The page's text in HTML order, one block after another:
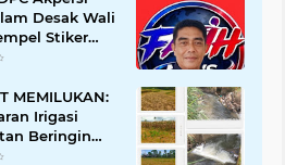
Desak Wali
Stiker
di
Aset!
MEMILUKAN:
Irigasi
Beringin
Berujung